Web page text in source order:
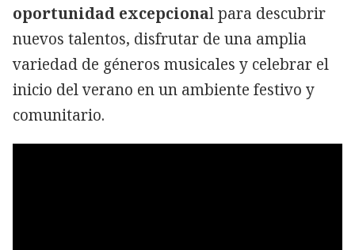
oportunidad excepcional para descubrir
nuevos talentos, disfrutar de una amplia
variedad de géneros musicales y celebrar el
inicio del verano en un ambiente festivo y
comunitario.